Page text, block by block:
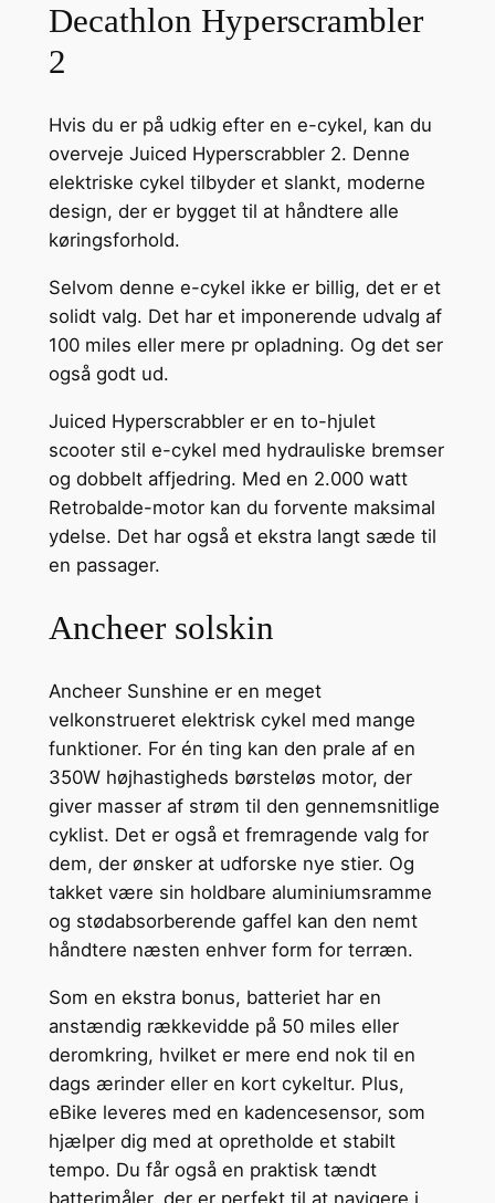
Decathlon Hyperscrambler
2
Hvis du er på udkig efter en e-cykel, kan du
overveje Juiced Hyperscrabbler 2. Denne
elektriske cykel tilbyder et slankt, moderne
design, der er bygget til at håndtere alle
køringsforhold.
Selvom denne e-cykel ikke er billig, det er et
solidt valg. Det har et imponerende udvalg af
100 miles eller mere pr opladning. Og det ser
også godt ud.
Juiced Hyperscrabbler er en to-hjulet
scooter stil e-cykel med hydrauliske bremser
og dobbelt affjedring. Med en 2.000 watt
Retrobalde-motor kan du forvente maksimal
ydelse. Det har også et ekstra langt sæde til
en passager.
Ancheer solskin
Ancheer Sunshine er en meget
velkonstrueret elektrisk cykel med mange
funktioner. For én ting kan den prale af en
350W højhastigheds børsteløs motor, der
giver masser af strøm til den gennemsnitlige
cyklist. Det er også et fremragende valg for
dem, der ønsker at udforske nye stier. Og
takket være sin holdbare aluminiumsramme
og stødabsorberende gaffel kan den nemt
håndtere næsten enhver form for terræn.
Som en ekstra bonus, batteriet har en
anstændig rækkevidde på 50 miles eller
deromkring, hvilket er mere end nok til en
dags ærinder eller en kort cykeltur. Plus,
eBike leveres med en kadencesensor, som
hjælper dig med at opretholde et stabilt
tempo. Du får også en praktisk tændt
batterimåler, der er perfekt til at navigere i